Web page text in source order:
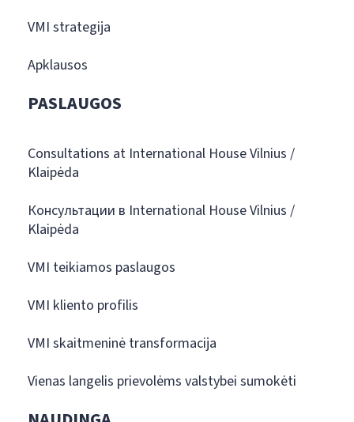
VMI strategija
Apklausos
PASLAUGOS
Consultations at International House Vilnius /
Klaipėda
Консультации в International House Vilnius /
Klaipėda
VMI teikiamos paslaugos
VMI kliento profilis
VMI skaitmeninė transformacija
Vienas langelis prievolėms valstybei sumokėti